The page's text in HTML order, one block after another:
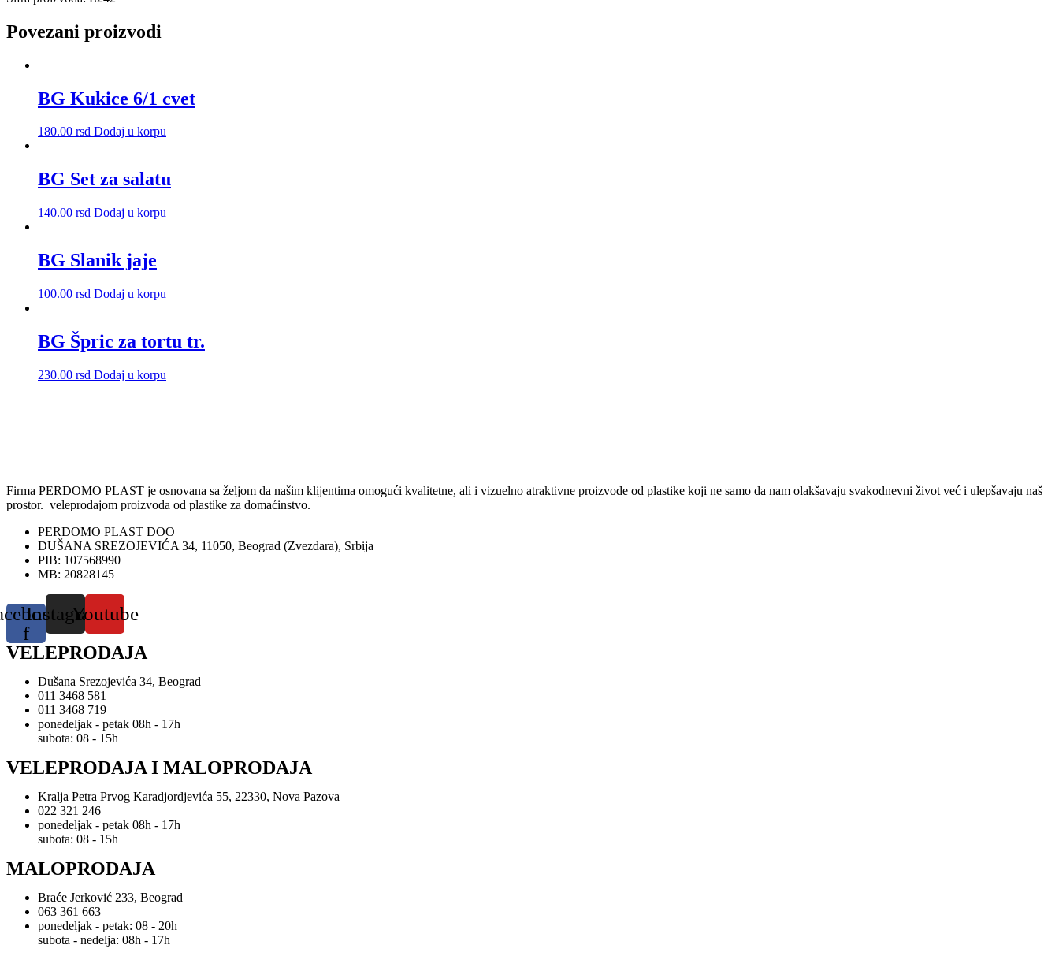
Povezani proizvodi
BG Kukice 6/1 cvet
180.00 rsd Dodaj u korpu
BG Set za salatu
140.00 rsd Dodaj u korpu
BG Slanik jaje
100.00 rsd Dodaj u korpu
BG Špric za tortu tr.
230.00 rsd Dodaj u korpu
Firma PERDOMO PLAST je osnovana sa željom da našim klijentima omogući kvalitetne, ali i vizuelno atraktivne proizvode od plastike koji ne samo da nam olakšavaju svakodnevni život već i ulepšavaju naš
prostor. veleprodajom proizvoda od plastike za domaćinstvo.
PERDOMO PLAST DOO
DUŠANA SREZOJEVIĆA 34, 11050, Beograd (Zvezdara), Srbija
PIB: 107568990
MB: 20828145
f
InstagramYoutube
VELEPRODAJA
Dušana Srezojevića 34, Beograd
011 3468 581
011 3468 719
ponedeljak - petak 08h - 17h
subota: 08 - 15h
VELEPRODAJA I MALOPRODAJA
Kralja Petra Prvog Karadjordjevića 55, 22330, Nova Pazova
022 321 246
ponedeljak - petak 08h - 17h
subota: 08 - 15h
MALOPRODAJA
Braće Jerković 233, Beograd
063 361 663
ponedeljak - petak: 08 - 20h
subota - nedelja: 08h - 17h